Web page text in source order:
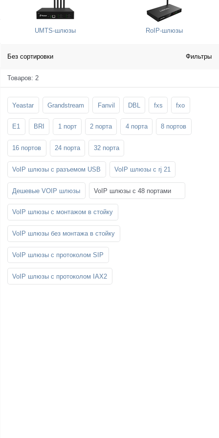
UMTS-шлюзы RoIP-шлюзы
Без сортировки Фильтры
Товаров: 2
Yeastar Grandstream Fanvil DBL fxs fxo
E1 BRI 1 порт 2 порта 4 порта 8 портов
16 портов 24 порта 32 порта
VoIP шлюзы с разъемом USB VoIP шлюзы с rj 21
Дешевые VOIP шлюзы VoIP шлюзы с 48 портами
VoIP шлюзы с монтажом в стойку
VoIP шлюзы без монтажа в стойку
VoIP шлюзы с протоколом SIP
VoIP шлюзы с протоколом IAX2
Стойки и крепления для панелей и
телевизоров
Шахтные телефоны
SFP-модули
3G/4G LTE и ADSL модемы
Мобильные телефоны